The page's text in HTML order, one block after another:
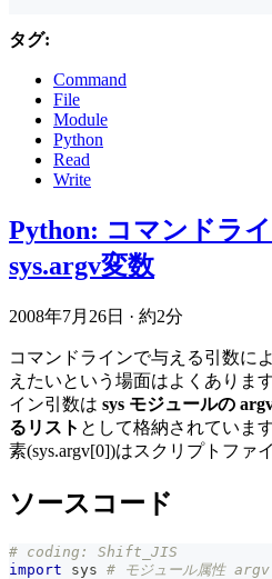
タグ:
Command
File
Module
Python
Read
Write
Python: コマンドラ
sys.argv変数
2008年7月26日 · 約2分
コマンドラインで与える引数に
えたいという場面はよくありま
イン引数は sys モジュールの
るリスト として格納されていま
素(sys.argv[0])はスクリプトファ
ソースコード
# coding: Shift_JIS
import sys # モジュール属性 argv